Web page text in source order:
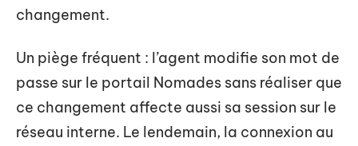
changement.
Un piège fréquent : l’agent modifie son mot de
passe sur le portail Nomades sans réaliser que
ce changement affecte aussi sa session sur le
réseau interne. Le lendemain, la connexion au